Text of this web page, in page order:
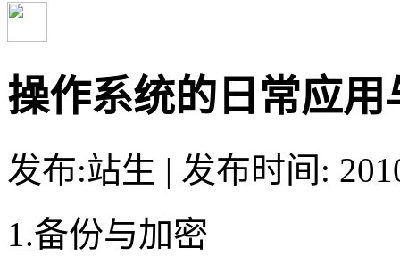
操作系统的日常应用
发布:站生 | 发布时间:
1.备份与加密